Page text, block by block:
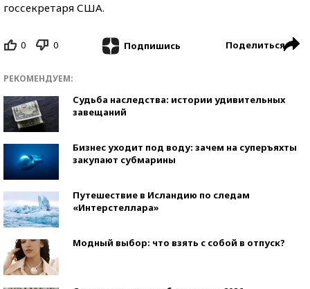
госсекретаря США.
0 0 Подпишись Поделиться
РЕКОМЕНДУЕМ:
Судьба наследства: истории удивительных
завещаний
Бизнес уходит под воду: зачем на суперъяхты
закупают субмарины
Путешествие в Исландию по следам
«Интерстеллара»
Модный выбор: что взять с собой в отпуск?